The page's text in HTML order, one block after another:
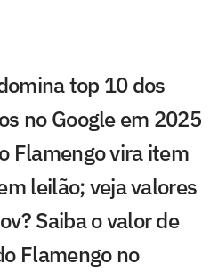
top 10 dos
no Google em 2025
Flamengo vira item
leilão; veja valores
Saiba o valor de
Flamengo no